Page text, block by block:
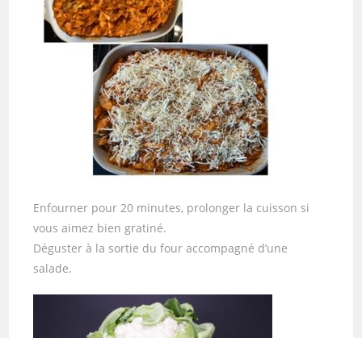
Enfourner pour 20 minutes, prolonger la cuisson si
vous aimez bien gratiné.
Déguster à la sortie du four accompagné d’une
salade.